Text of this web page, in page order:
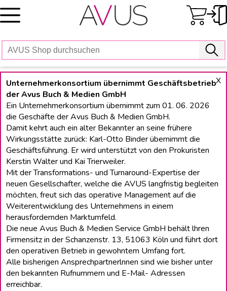
Skip
to
X
Unternehmerkonsortium übernimmt Geschäftsbetrieb
der Avus Buch & Medien GmbH
Ein Unternehmerkonsortium übernimmt zum 01. 06. 2026
die Geschäfte der Avus Buch & Medien GmbH.
Damit kehrt auch ein alter Bekannter an seine frühere
Wirkungsstätte zurück: Karl-Otto Binder übernimmt die
Geschäftsführung. Er wird unterstützt von den Prokuristen
Kerstin Walter und Kai Trierweiler.
Mit der Transformations- und Turnaround-Expertise der
neuen Gesellschafter, welche die AVUS langfristig begleiten
möchten, freut sich das operative Management auf die
Weiterentwicklung des Unternehmens in einem
herausfordernden Marktumfeld.
Die neue Avus Buch & Medien Service GmbH behält lhren
Firmensitz in der Schanzenstr. 13, 51063 Köln und führt dort
den operativen Betrieb in gewohntem Umfang fort.
Alle bisherigen Ansprechpartnerlnnen sind wie bisher unter
den bekannten Rufnummern und E-Mail- Adressen
erreichbar.